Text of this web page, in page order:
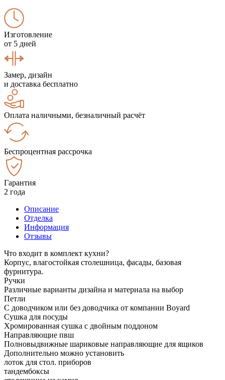
Изготовление
от 5 дней
Замер, дизайн
и доставка бесплатно
Оплата наличными, безналичный расчёт
Беспроцентная рассрочка
Гарантия
2 года
Описание
Отделка
Информация
Отзывы
Что входит в комплект кухни?
Корпус, влагостойкая столешница, фасады, базовая
фурнитура.
Ручки
Различные варианты дизайна и материала на выбор
Петли
С доводчиком или без доводчика от компании Boyard
Сушка для посуды
Хромированная сушка с двойным поддоном
Направляющие пвш
Полновыдвижные шариковые направляющие для ящиков
Дополнительно можно установить
лоток для стол. приборов
тандембоксы